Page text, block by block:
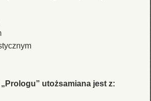
utożsamiana jest z: